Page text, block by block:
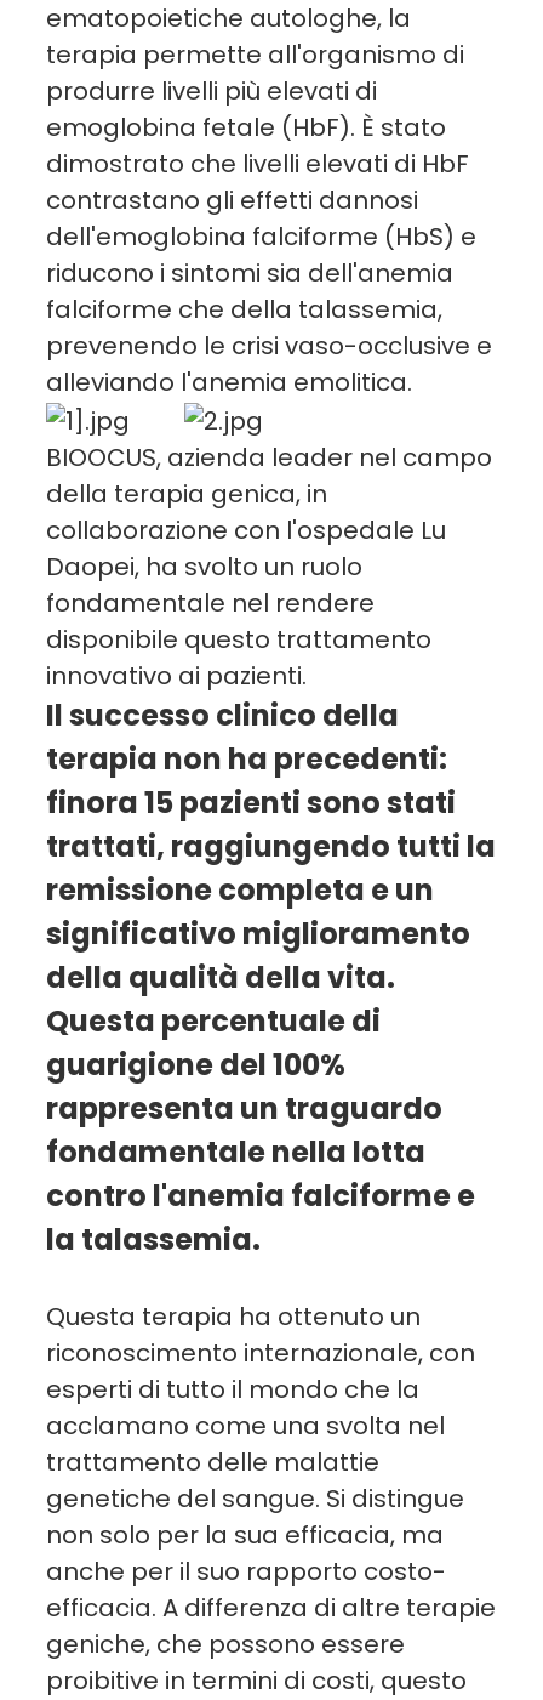
ematopoietiche autologhe, la
terapia permette all'organismo di
produrre livelli più elevati di
emoglobina fetale (HbF). È stato
dimostrato che livelli elevati di HbF
contrastano gli effetti dannosi
dell'emoglobina falciforme (HbS) e
riducono i sintomi sia dell'anemia
falciforme che della talassemia,
prevenendo le crisi vaso-occlusive e
alleviando l'anemia emolitica.
BIOOCUS, azienda leader nel campo
della terapia genica, in
collaborazione con l'ospedale Lu
Daopei, ha svolto un ruolo
fondamentale nel rendere
disponibile questo trattamento
innovativo ai pazienti.
Il successo clinico della
terapia non ha precedenti:
finora 15 pazienti sono stati
trattati, raggiungendo tutti la
remissione completa e un
significativo miglioramento
della qualità della vita.
Questa percentuale di
guarigione del 100%
rappresenta un traguardo
fondamentale nella lotta
contro l'anemia falciforme e
la talassemia.
Questa terapia ha ottenuto un
riconoscimento internazionale, con
esperti di tutto il mondo che la
acclamano come una svolta nel
trattamento delle malattie
genetiche del sangue. Si distingue
non solo per la sua efficacia, ma
anche per il suo rapporto costo-
efficacia. A differenza di altre terapie
geniche, che possono essere
proibitive in termini di costi, questo